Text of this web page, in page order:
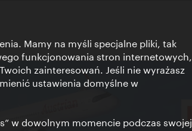
Mamy na myśli specjalne pliki, tak
funkcjonowania stron internetowych,
zainteresowań. Jeśli nie wyrażasz
ustawienia domyślne w
w dowolnym momencie podczas swojej